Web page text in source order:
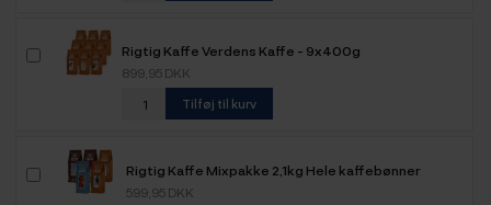
Rigtig Kaffe Verdens Kaffe - 9x400g
899,95 DKK
Tilføj til kurv
Rigtig Kaffe Mixpakke 2,1kg Hele kaffebønner
599,95 DKK